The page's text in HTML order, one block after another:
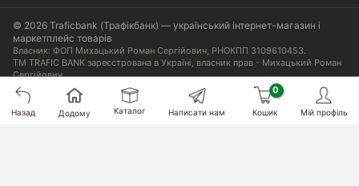
© 2026 Traficbank (Трафікбанк) — український інтернет-магазин і
маркетплейс товарів
Власник: ФОП Михацький Роман Сергійович, РНОКПП 3109610453.
ТМ TRAFIC BANK зареєстрована в Україні, власник прав - Михацький Роман
Сергійович.
Угода користувача Політика конфіденційності
Публічна оферта
Налаштування CookiesСертифікати, ліцензії та патенти
Назад Додому Каталог Написати нам Кошик Мій профіль